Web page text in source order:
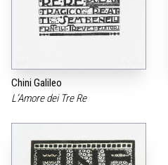
Chini Galileo
L’Amore dei Tre Re